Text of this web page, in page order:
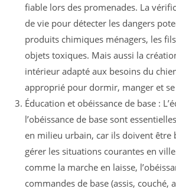
fiable lors des promenades. La
de vie pour détecter les dangers
produits chimiques ménagers, les
objets toxiques. Mais aussi la
intérieur adapté aux besoins du
approprié pour dormir, manger et
Éducation et obéissance de base :
l’obéissance de base sont
en milieu urbain, car ils doivent être
gérer les situations courantes en
comme la marche en laisse,
commandes de base (assis, couché,